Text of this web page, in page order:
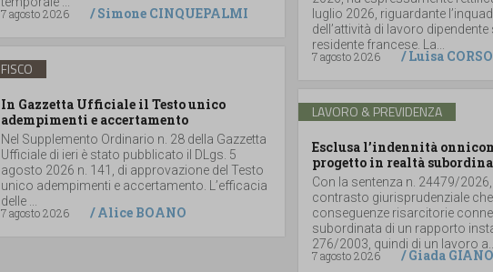
7 agosto 2026
/Simone CINQUEPALMI
FISCO
In Gazzetta Ufficiale il Testo unico
adempimenti e accertamento
Nel Supplemento Ordinario n. 28 della Gazzetta
Ufficiale di ieri è stato pubblicato il DLgs. 5
agosto 2026 n. 141, di approvazione del Testo
unico adempimenti e accertamento. L’efficacia
delle ...
7 agosto 2026
/Alice BOANO
luglio 2026, riguardante
dell’attività di lavoro
residente francese. La...
7 agosto 2026
/Luisa CORSO
LAVORO & PREVIDENZA
Esclusa l’indennità
progetto in realtà
Con la sentenza n. 24479/
contrasto giurisprudenziale
conseguenze risarcitorie
subordinata di un rapporto
276/2003, quindi di un lavoro
7 agosto 2026
/Giada